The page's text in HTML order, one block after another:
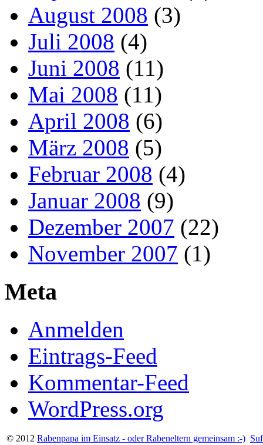
August 2008 (3)
Juli 2008 (4)
Juni 2008 (11)
Mai 2008 (11)
April 2008 (6)
März 2008 (5)
Februar 2008 (4)
Januar 2008 (9)
Dezember 2007 (22)
November 2007 (1)
Meta
Anmelden
Eintrags-Feed
Kommentar-Feed
WordPress.org
© 2012 Rabenpapa im Einsatz - oder Rabeneltern gemeinsam :-)